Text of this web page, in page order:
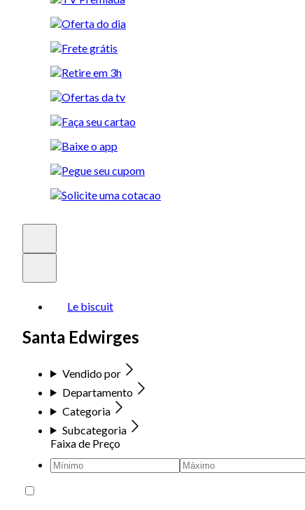
Le biscuit
Santa Edwirges
Vendido por
Departamento
Categoria
Subcategoria
Faixa de Preço